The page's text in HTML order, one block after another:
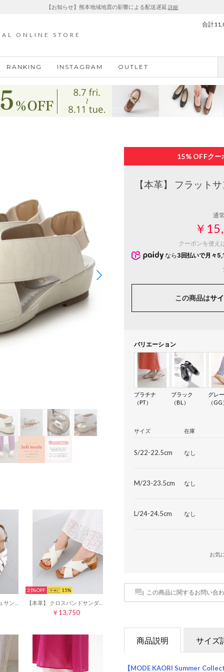
【お知らせ】熊本地域地震の影響による配送遅延 詳細
ONLINE STORE
合計
RANKING INSTAGRAM OUTLET
21% 15
￥13,750
15% OFFクー
【本革】 フラット
通
￥
クーポンを使え
なら 3回払いで月々
この商品はサ
バリエーション
プラチナ
（PT）
ブラック
（BL）
グレ
（
サイズ 在庫
S/22-22.5cm なし
M/23-23.5cm なし
L/24-24.5cm なし
お気
この商品に関するお問い合
商品説明 サイズ
【MODE KAORI Summer